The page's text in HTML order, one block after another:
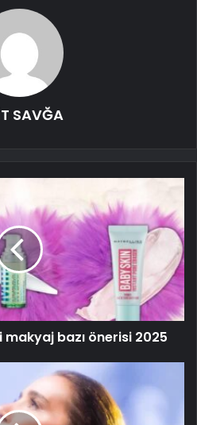
SAVĞA
bazı önerisi 2025